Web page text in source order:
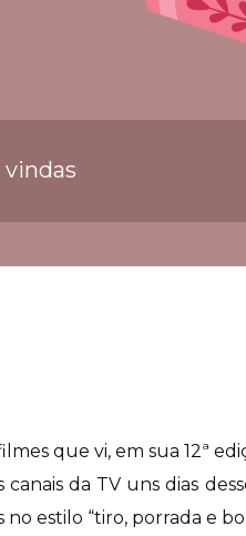
vindas
que vi, em sua 12ª
da TV uns dias
estilo “tiro, porrada e